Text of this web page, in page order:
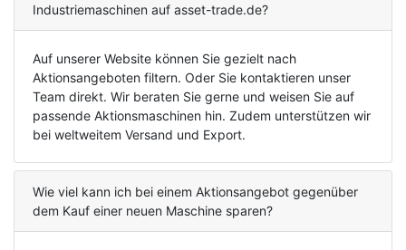
Industriemaschinen auf asset-trade.de?
Auf unserer Website können Sie gezielt nach
Aktionsangeboten filtern. Oder Sie kontaktieren unser
Team direkt. Wir beraten Sie gerne und weisen Sie auf
passende Aktionsmaschinen hin. Zudem unterstützen wir
bei weltweitem Versand und Export.
Wie viel kann ich bei einem Aktionsangebot gegenüber
dem Kauf einer neuen Maschine sparen?